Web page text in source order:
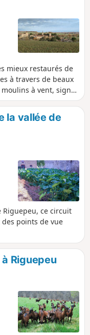
mieux restaurés de
à travers de beaux
à vent, signes
À Bazian, au
notamment le village
points de vue.
la vallée de
Riguepeu, ce circuit
points de vue
Riguepeu